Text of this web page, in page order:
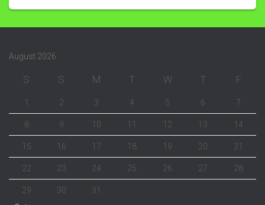
August 2026
S S M T W T F
1 2 3 4 5 6 7
8 9 10 11 12 13 14
15 16 17 18 19 20 21
22 23 24 25 26 27 28
29 30
31